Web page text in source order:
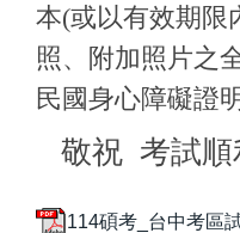
本(或以有效期限
照、附加照片之
民國身心障礙證
敬祝 考試順
114碩考_台中考區